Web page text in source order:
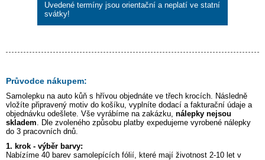
Uvedené termíny jsou orientační a neplatí ve statní
svátky!
Průvodce nákupem:
Samolepku na auto kůň s hřívou objednáte ve třech krocích. Následně
vložíte připravený motiv do košíku, vyplníte dodací a fakturační údaje a
objednávku odešlete. Vše vyrábíme na zakázku, nálepky nejsou
skladem. Dle zvoleného způsobu platby expedujeme vyrobené nálepky
do 3 pracovních dnů.
1. krok - výběr barvy:
Nabízíme 40 barev samolepících fólií, které mají životnost 2-10 let v